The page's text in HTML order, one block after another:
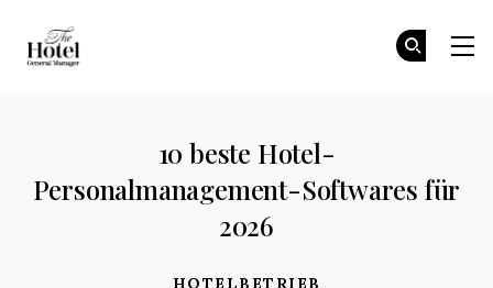
HOTELBETRIEB
10 beste Hotel-
Personalmanagement-Softwares für
2026